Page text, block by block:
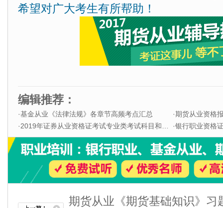
希望对广大考生有所帮助！
编辑推荐：
·基金从业《法律法规》各章节高频考点汇总 ·期货从业资格
·2019年证券从业资格证考试专业类考试科目和题型 ·银行职业资格证
期货从业《期货基础知识》习